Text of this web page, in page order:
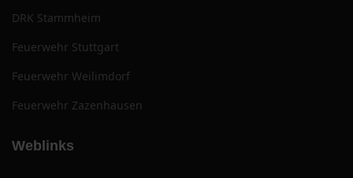
DRK Stammheim
Feuerwehr Stuttgart
Feuerwehr Weilimdorf
Feuerwehr Zazenhausen
Weblinks